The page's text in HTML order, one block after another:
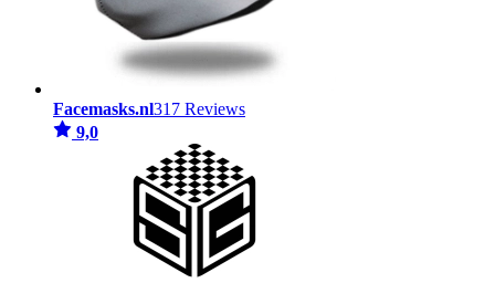
Facemasks.nl317 Reviews
9,0